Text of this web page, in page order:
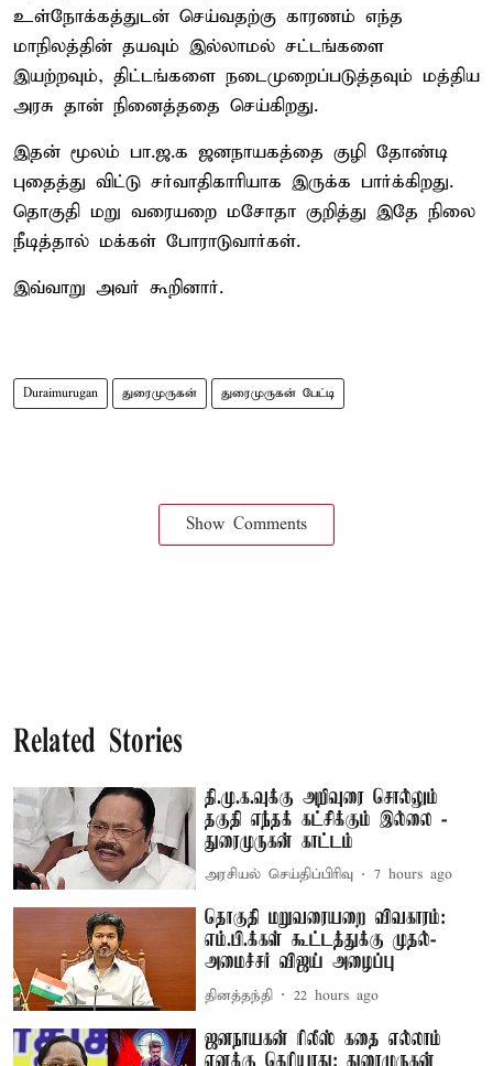
உள்நோக்கத்துடன் செய்வதற்கு காரணம் எந்த
மாநிலத்தின் தயவும் இல்லாமல் சட்டங்களை
இயற்றவும், திட்டங்களை நடைமுறைப்படுத்தவும் மத்திய
அரசு தான் நினைத்ததை செய்கிறது.
இதன் மூலம் பா.ஜ.க ஜனநாயகத்தை குழி தோண்டி
புதைத்து விட்டு சர்வாதிகாரியாக இருக்க பார்க்கிறது.
தொகுதி மறு வரையறை மசோதா குறித்து இதே நிலை
நீடித்தால் மக்கள் போராடுவார்கள்.
இவ்வாறு அவர் கூறினார்.
Duraimurugan துரைமுருகன் துரைமுருகன் பேட்டி
Show Comments
Related Stories
தி.மு.க.வுக்கு அறிவுரை சொல்லும்
தகுதி எந்தக் கட்சிக்கும் இல்லை -
துரைமுருகன் காட்டம்
அரசியல் செய்திப்பிரிவு 7 hours ago
தொகுதி மறுவரையறை விவகாரம்:
எம்.பி.க்கள் கூட்டத்துக்கு முதல்-
அமைச்சர் விஜய் அழைப்பு
தினத்தந்தி 22 hours ago
ஜனநாயகன் ரிலீஸ் கதை எல்லாம்
எனக்கு தெரியாது: துரைமுருகன்